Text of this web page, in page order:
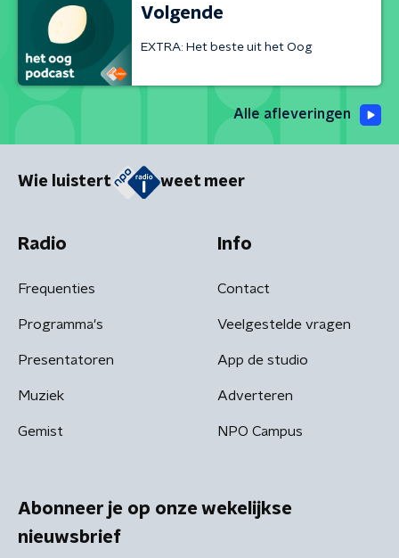
Volgende
EXTRA: Het beste uit het Oog
Alle afleveringen
Wie luistert weet meer
Radio
Frequenties
Programma's
Presentatoren
Muziek
Gemist
Info
Contact
Veelgestelde vragen
App de studio
Adverteren
NPO Campus
Abonneer je op onze wekelijkse
nieuwsbrief